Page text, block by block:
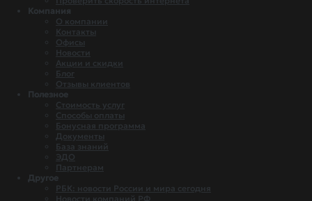
Компания
О компании
Контакты
Офисы
Новости
Акции и скидки
Блог
Отзывы клиентов
Полезное
Стоимость услуг
Способы оплаты
Бонусная программа
Документы
База знаний
ЭДО
Партнерам
Другое
РБК: новости России и мира сегодня
Новости компаний РФ